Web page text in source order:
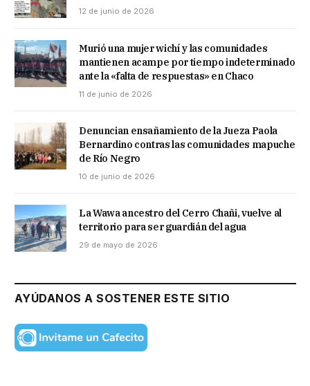
12 de junio de 2026
Murió una mujer wichí y las comunidades
mantienen acampe por tiempo indeterminado
ante la «falta de respuestas» en Chaco
11 de junio de 2026
Denuncian ensañamiento de la Jueza Paola
Bernardino contras las comunidades mapuche
de Río Negro
10 de junio de 2026
La Wawa ancestro del Cerro Chañi, vuelve al
territorio para ser guardián del agua
29 de mayo de 2026
AYÚDANOS A SOSTENER ESTE SITIO